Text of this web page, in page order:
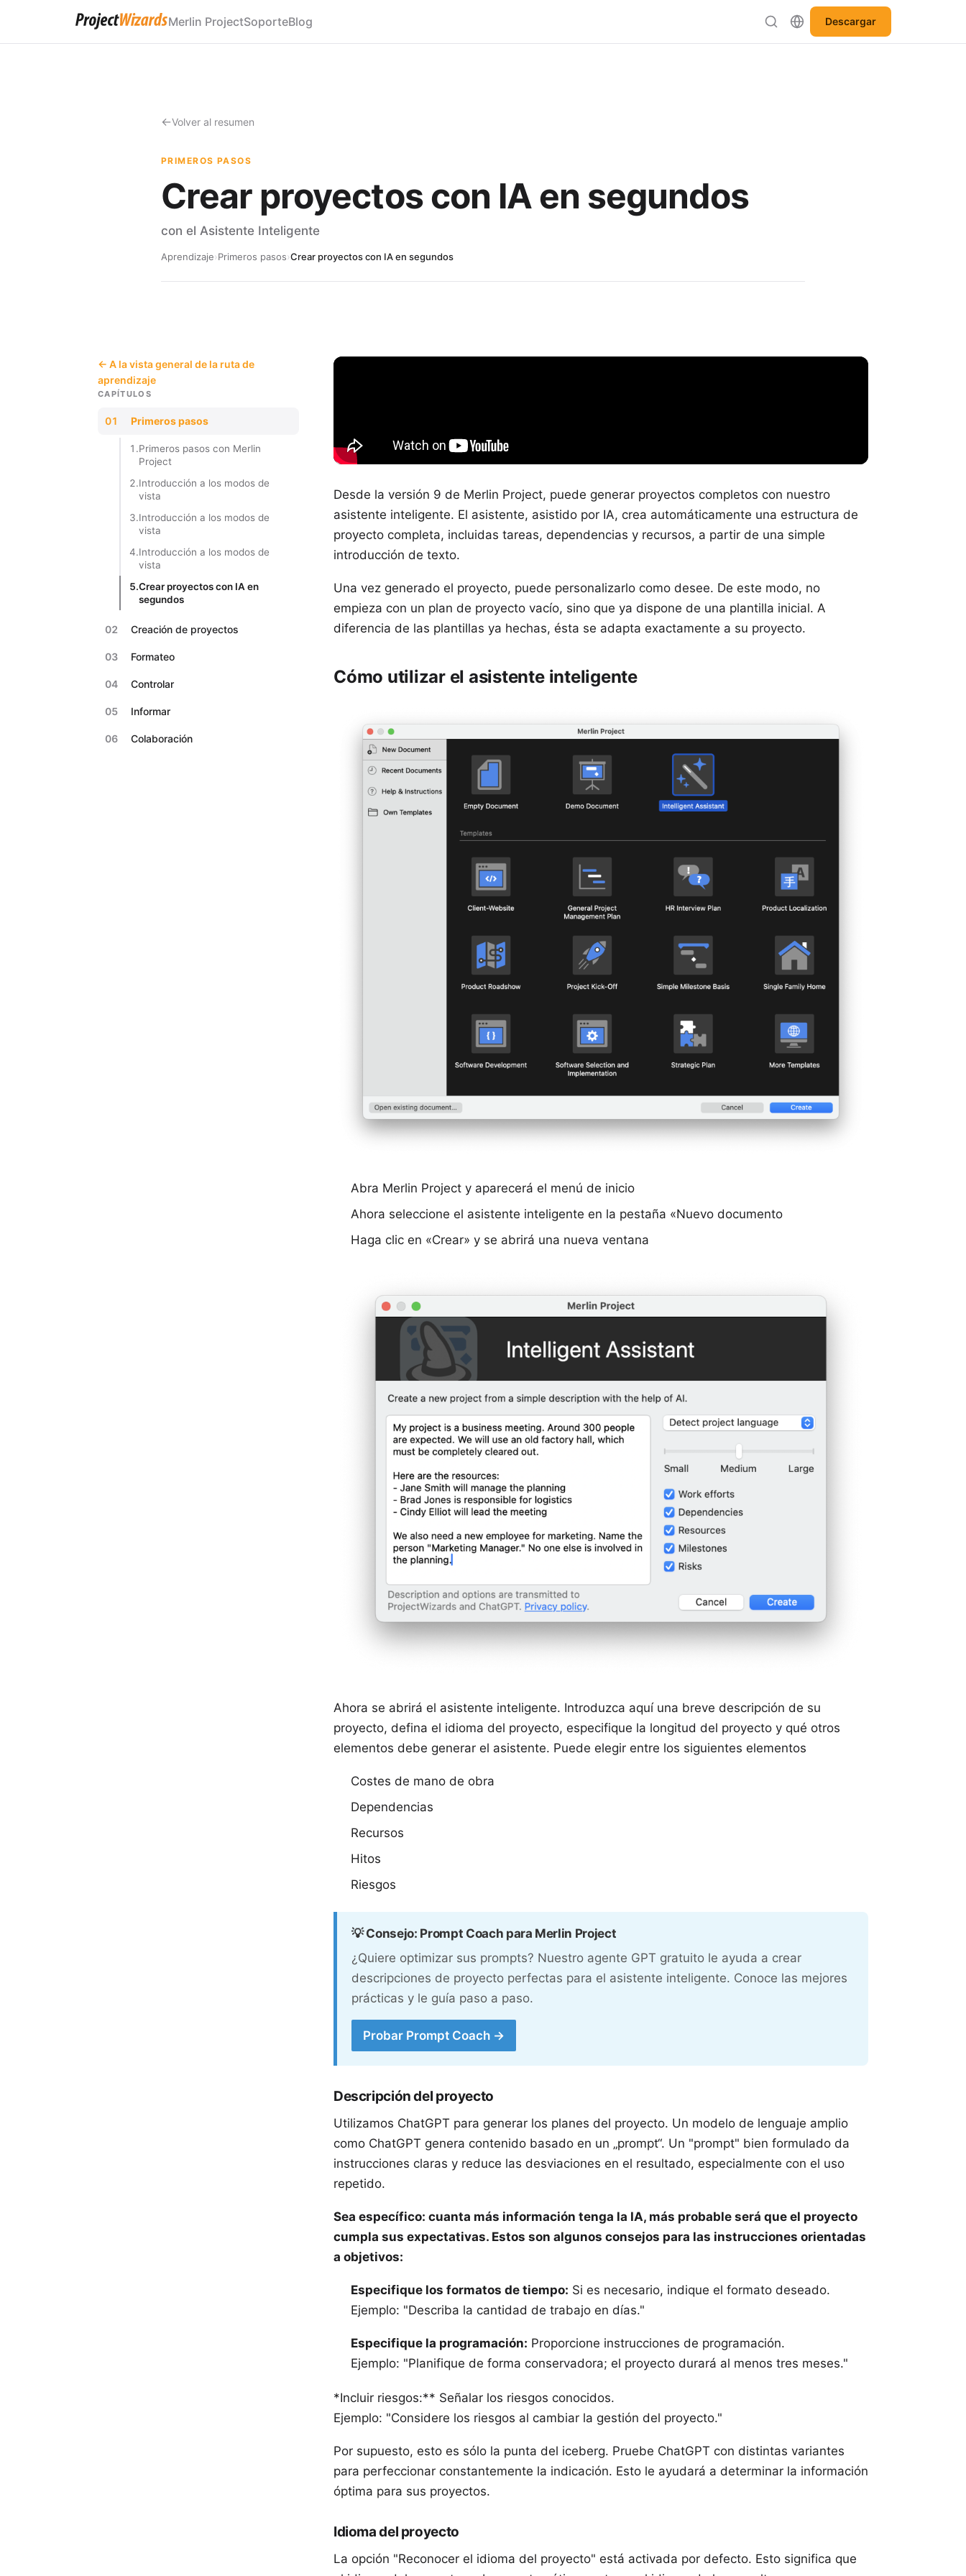
Merlin ProjectSoporteBlog Descargar
Volver al resumen
PRIMEROS PASOS
Crear proyectos con IA en segundos
con el Asistente Inteligente
Aprendizaje›Primeros pasos›Crear proyectos con IA en segundos
← A la vista general de la ruta de
aprendizaje
CAPÍTULOS
01 Primeros pasos
1.Primeros pasos con Merlin
Project
2.Introducción a los modos de
vista
3.Introducción a los modos de
vista
4.Introducción a los modos de
vista
5.Crear proyectos con IA en
segundos
02 Creación de proyectos
03 Formateo
04 Controlar
05 Informar
06 Colaboración
Desde la versión 9 de Merlin Project, puede generar proyectos completos con nuestro
asistente inteligente. El asistente, asistido por IA, crea automáticamente una estructura de
proyecto completa, incluidas tareas, dependencias y recursos, a partir de una simple
introducción de texto.
Una vez generado el proyecto, puede personalizarlo como desee. De este modo, no
empieza con un plan de proyecto vacío, sino que ya dispone de una plantilla inicial. A
diferencia de las plantillas ya hechas, ésta se adapta exactamente a su proyecto.
Cómo utilizar el asistente inteligente
Abra Merlin Project y aparecerá el menú de inicio
Ahora seleccione el asistente inteligente en la pestaña «Nuevo documento
Haga clic en «Crear» y se abrirá una nueva ventana
Ahora se abrirá el asistente inteligente. Introduzca aquí una breve descripción de su
proyecto, defina el idioma del proyecto, especifique la longitud del proyecto y qué otros
elementos debe generar el asistente. Puede elegir entre los siguientes elementos
Costes de mano de obra
Dependencias
Recursos
Hitos
Riesgos
💡 Consejo: Prompt Coach para Merlin Project
¿Quiere optimizar sus prompts? Nuestro agente GPT gratuito le ayuda a crear
descripciones de proyecto perfectas para el asistente inteligente. Conoce las mejores
prácticas y le guía paso a paso.
Probar Prompt Coach →
Descripción del proyecto
Utilizamos ChatGPT para generar los planes del proyecto. Un modelo de lenguaje amplio
como ChatGPT genera contenido basado en un „prompt“. Un "prompt" bien formulado da
instrucciones claras y reduce las desviaciones en el resultado, especialmente con el uso
repetido.
Sea específico: cuanta más información tenga la IA, más probable será que el proyecto
cumpla sus expectativas. Estos son algunos consejos para las instrucciones orientadas
a objetivos:
Especifique los formatos de tiempo: Si es necesario, indique el formato deseado.
Ejemplo: "Describa la cantidad de trabajo en días."
Especifique la programación: Proporcione instrucciones de programación.
Ejemplo: "Planifique de forma conservadora; el proyecto durará al menos tres meses."
*Incluir riesgos:** Señalar los riesgos conocidos.
Ejemplo: "Considere los riesgos al cambiar la gestión del proyecto."
Por supuesto, esto es sólo la punta del iceberg. Pruebe ChatGPT con distintas variantes
para perfeccionar constantemente la indicación. Esto le ayudará a determinar la información
óptima para sus proyectos.
Idioma del proyecto
La opción "Reconocer el idioma del proyecto" está activada por defecto. Esto significa que